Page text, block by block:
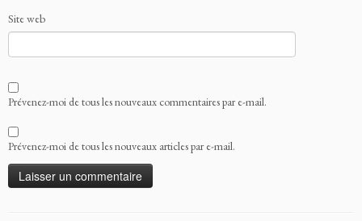
Site web
Prévenez-moi de tous les nouveaux commentaires par e-mail.
Prévenez-moi de tous les nouveaux articles par e-mail.